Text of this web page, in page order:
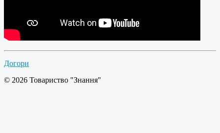
Догори
© 2026 Товариство "Знання"